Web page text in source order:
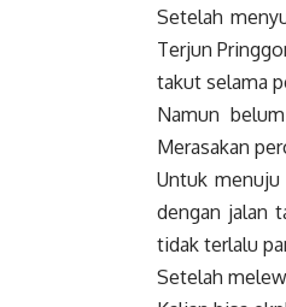
Setelah
Terjun
takut selama
Namun
Merasakan
Untuk
dengan jalan
tidak terlalu
Setelah